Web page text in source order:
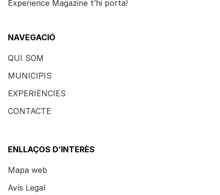
Experience Magazine t’hi porta!
NAVEGACIÓ
QUI SOM
MUNICIPIS
EXPERIÈNCIES
CONTACTE
ENLLAÇOS D’INTERÈS
Mapa web
Avís Legal